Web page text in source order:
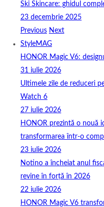
Ski Skincare: ghidul
23 decembrie 2025
Previous Next
StyleMAG
HONOR Magic V6:
31 iulie 2026
Ultimele zile de reduceri
Watch 6
27 iulie 2026
HONOR prezintă o nouă
transformarea într-o
23 iulie 2026
Notino a încheiat anul
revine în forță în 2026
22 iulie 2026
HONOR Magic V6